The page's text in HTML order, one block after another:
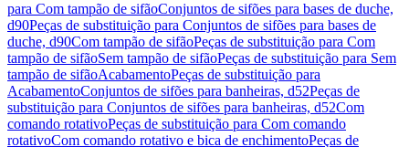
para Com tampão de sifãoConjuntos de sifões para bases de duche,
d90Peças de substituição para Conjuntos de sifões para bases de
duche, d90Com tampão de sifãoPeças de substituição para Com
tampão de sifãoSem tampão de sifãoPeças de substituição para Sem
tampão de sifãoAcabamentoPeças de substituição para
AcabamentoConjuntos de sifões para banheiras, d52Peças de
substituição para Conjuntos de sifões para banheiras, d52Com
comando rotativoPeças de substituição para Com comando
rotativoCom comando rotativo e bica de enchimentoPeças de